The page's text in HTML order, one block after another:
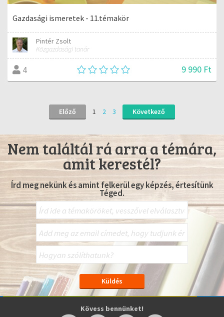
Gazdasági ismeretek - 11.témakör
Pintér Zsolt
Közgazdasági tanár
4 9 990 Ft
Előző 1 2 3 Következő
Nem találtál rá arra a témára,
amit kerestél?
Írd meg nekünk és amint felkerül egy képzés, értesítünk
Téged.
Kövess bennünket!